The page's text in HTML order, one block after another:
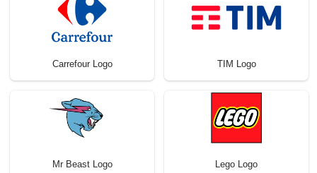
Carrefour Logo TIM Logo
Mr Beast Logo Lego Logo